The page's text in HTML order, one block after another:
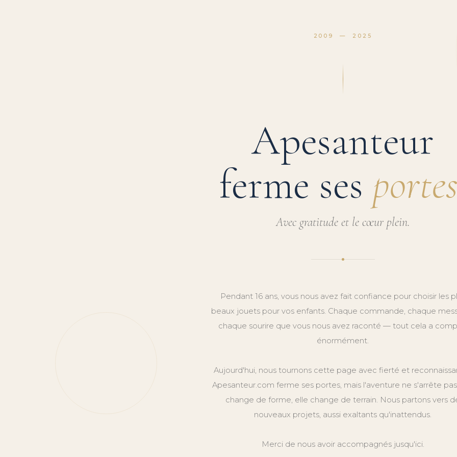
2009 — 2025
Apesanteur
ferme ses
Avec gratitude et le cœur plein.
Pendant 16 ans, vous nous avez fait confiance pour choisir les
beaux jouets pour vos enfants. Chaque commande, chaque
chaque sourire que vous nous avez raconté — tout cela a
énormément.
Aujourd'hui, nous tournons cette page avec fierté et
Apesanteur.com ferme ses portes, mais l'aventure ne s'arrête
change de forme, elle change de terrain. Nous partons vers
nouveaux projets, aussi exaltants qu'inattendus.
Merci de nous avoir accompagnés jusqu'ici.